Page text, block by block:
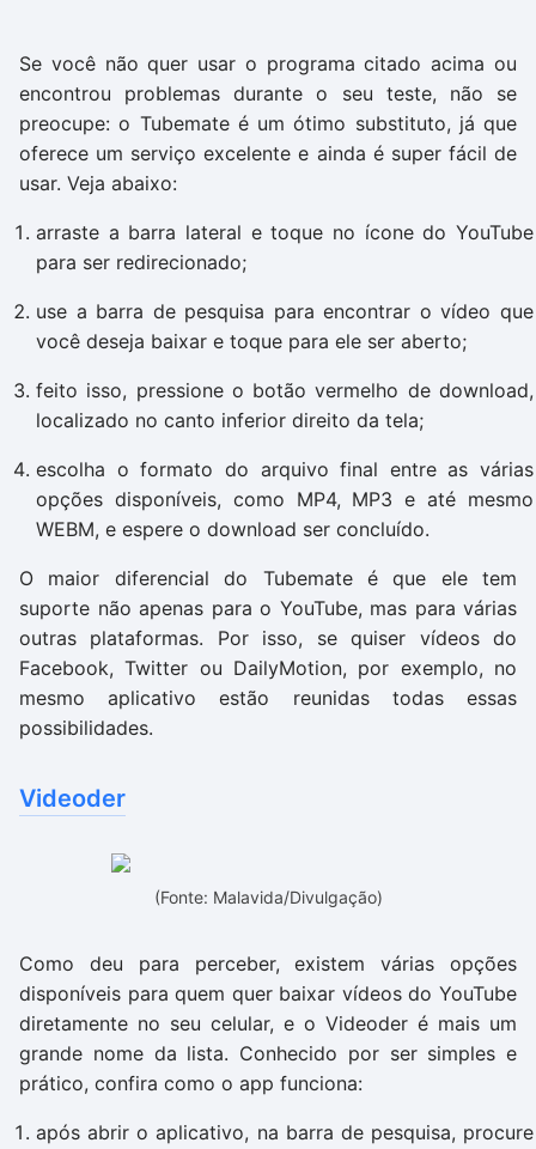
Se você não quer usar o programa citado acima ou
encontrou problemas durante o seu teste, não se
preocupe: o Tubemate é um ótimo substituto, já que
oferece um serviço excelente e ainda é super fácil de
usar. Veja abaixo:
arraste a barra lateral e toque no ícone do YouTube
para ser redirecionado;
use a barra de pesquisa para encontrar o vídeo que
você deseja baixar e toque para ele ser aberto;
feito isso, pressione o botão vermelho de download,
localizado no canto inferior direito da tela;
escolha o formato do arquivo final entre as várias
opções disponíveis, como MP4, MP3 e até mesmo
WEBM, e espere o download ser concluído.
O maior diferencial do Tubemate é que ele tem
suporte não apenas para o YouTube, mas para várias
outras plataformas. Por isso, se quiser vídeos do
Facebook, Twitter ou DailyMotion, por exemplo, no
mesmo aplicativo estão reunidas todas essas
possibilidades.
Videoder
(Fonte: Malavida/Divulgação)
Como deu para perceber, existem várias opções
disponíveis para quem quer baixar vídeos do YouTube
diretamente no seu celular, e o Videoder é mais um
grande nome da lista. Conhecido por ser simples e
prático, confira como o app funciona:
após abrir o aplicativo, na barra de pesquisa, procure